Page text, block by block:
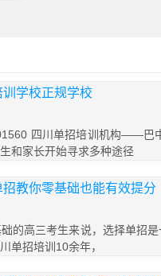
学校正规学校
四川单招培训机构——巴
和家长开始寻求多种途径
教你零基础也能有效提分
的高三考生来说，选择单招
单招培训10余年，